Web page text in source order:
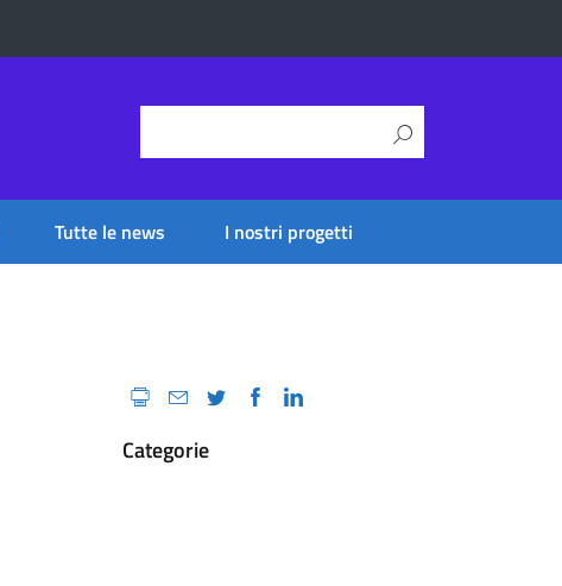
Tutte le news I nostri progetti
Categorie